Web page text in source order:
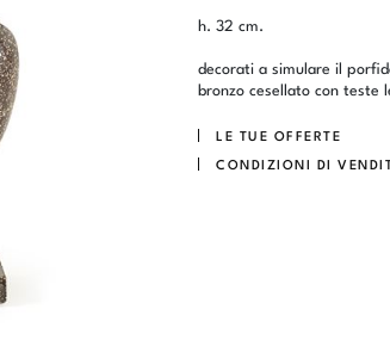
h. 32 cm.
decorati a simulare il
bronzo cesellato con teste
LE TUE OFFERTE
CONDIZIONI DI